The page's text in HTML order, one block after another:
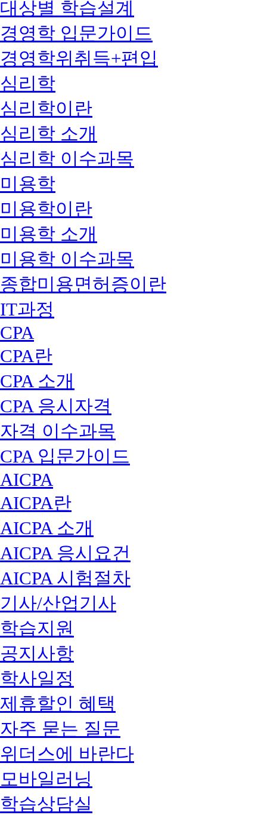
대상별 학습설계
경영학 입문가이드
경영학위취득+편입
심리학
심리학이란
심리학 소개
심리학 이수과목
미용학
미용학이란
미용학 소개
미용학 이수과목
종합미용면허증이란
IT과정
CPA
CPA란
CPA 소개
CPA 응시자격
자격 이수과목
CPA 입문가이드
AICPA
AICPA란
AICPA 소개
AICPA 응시요건
AICPA 시험절차
기사/산업기사
학습지원
공지사항
학사일정
제휴할인 혜택
자주 묻는 질문
위더스에 바란다
모바일러닝
학습상담실